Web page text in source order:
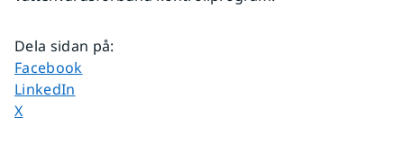
Dela sidan på:
Dela sidan på
Facebook
Dela sidan på
LinkedIn
Dela sidan på
X